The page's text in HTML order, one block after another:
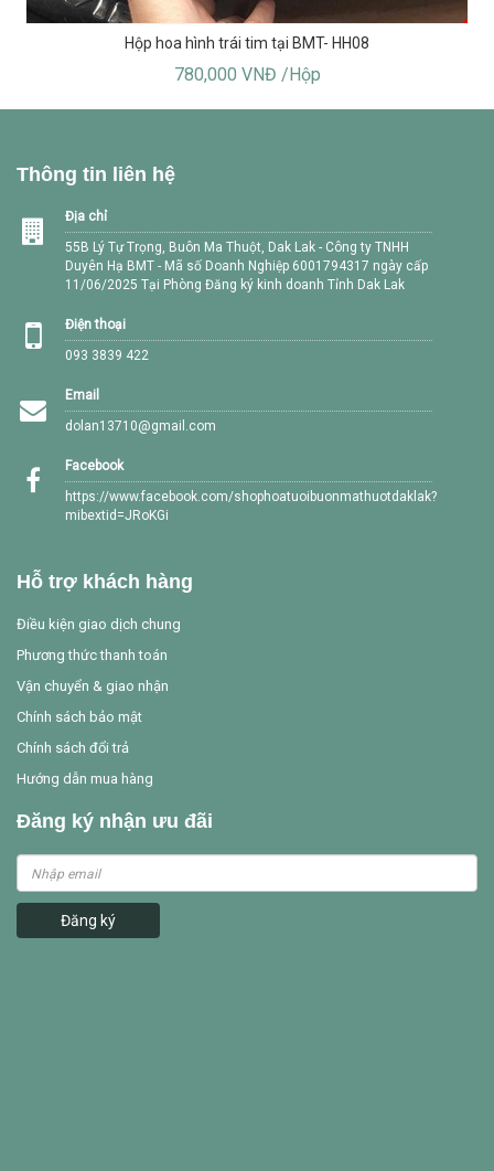
Hộp hoa hình trái tim tại BMT- HH08
780,000 VNĐ /Hộp
Thông tin liên hệ
Địa chỉ
55B Lý Tự Trọng, Buôn Ma Thuột, Dak Lak - Công ty TNHH
Duyên Hạ BMT - Mã số Doanh Nghiệp 6001794317 ngày cấp
11/06/2025 Tại Phòng Đăng ký kinh doanh Tỉnh Dak Lak
Điện thoại
093 3839 422
Email
dolan13710@gmail.com
Facebook
https://www.facebook.com/shophoatuoibuonmathuotdaklak?
mibextid=JRoKGi
Hỗ trợ khách hàng
Điều kiện giao dịch chung
Phương thức thanh toán
Vận chuyển & giao nhận
Chính sách bảo mật
Chính sách đổi trả
Hướng dẫn mua hàng
Đăng ký nhận ưu đãi
Đăng ký